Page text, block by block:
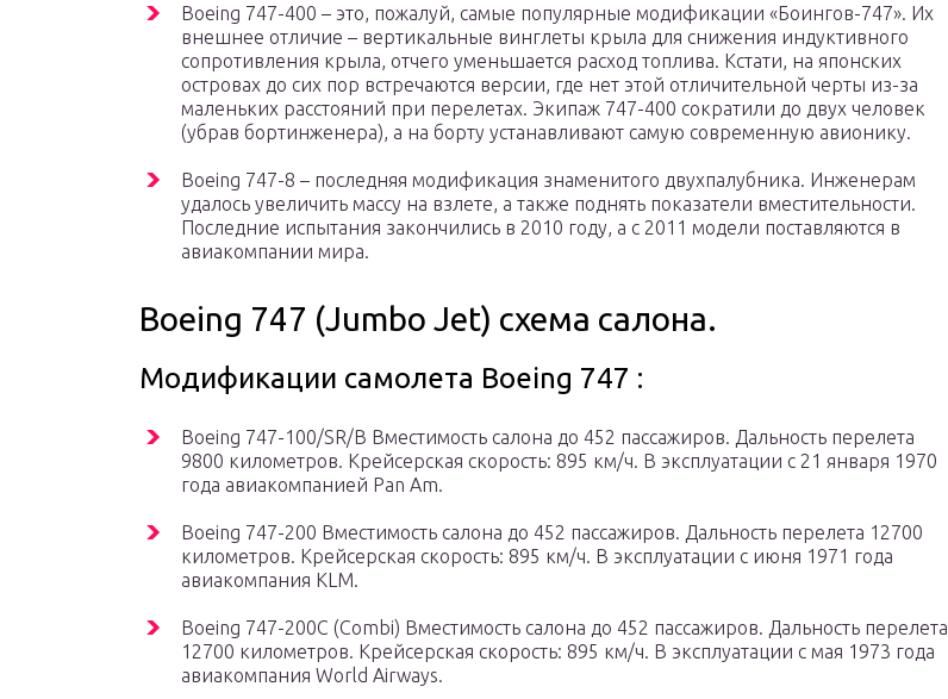
Boeing 747-400 – это, пожалуй, самые популярные модификации «Боингов-747». Их
внешнее отличие – вертикальные винглеты крыла для снижения индуктивного
сопротивления крыла, отчего уменьшается расход топлива. Кстати, на японских
островах до сих пор встречаются версии, где нет этой отличительной черты из-за
маленьких расстояний при перелетах. Экипаж 747-400 сократили до двух человек
(убрав бортинженера), а на борту устанавливают самую современную авионику.
Boeing 747-8 – последняя модификация знаменитого двухпалубника. Инженерам
удалось увеличить массу на взлете, а также поднять показатели вместительности.
Последние испытания закончились в 2010 году, а с 2011 модели поставляются в
авиакомпании мира.
Boeing 747 (Jumbo Jet) схема салона.
Модификации самолета Boeing 747 :
Boeing 747-100/SR/B Вместимость салона до 452 пассажиров. Дальность перелета
9800 километров. Крейсерская скорость: 895 км/ч. В эксплуатации с 21 января 1970
года авиакомпанией Pan Am.
Boeing 747-200 Вместимость салона до 452 пассажиров. Дальность перелета 12700
километров. Крейсерская скорость: 895 км/ч. В эксплуатации с июня 1971 года
авиакомпания KLM.
Boeing 747-200C (Combi) Вместимость салона до 452 пассажиров. Дальность перелета
12700 километров. Крейсерская скорость: 895 км/ч. В эксплуатации с мая 1973 года
авиакомпания World Airways.